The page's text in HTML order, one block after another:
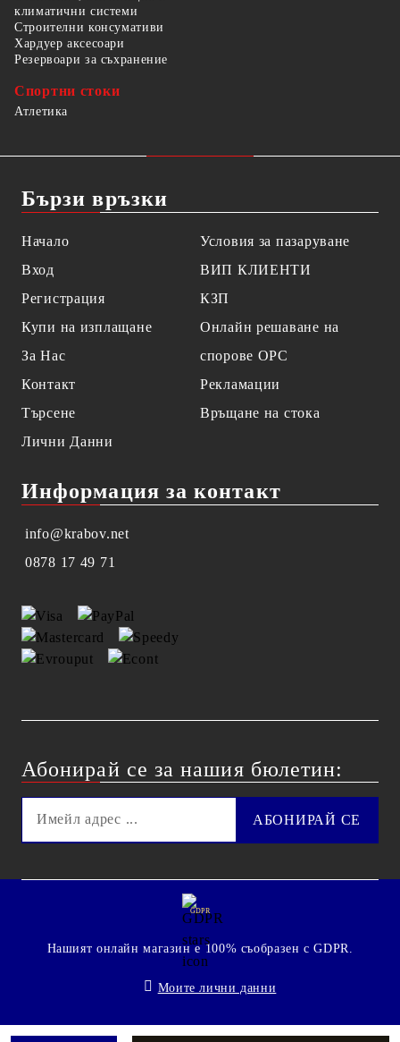
климатични системи
Строителни консумативи
Хардуер аксесоари
Резервоари за съхранение
Спортни стоки
Атлетика
Бързи връзки
Начало
Вход
Регистрация
Купи на изплащане
За Нас
Контакт
Търсене
Лични Данни
Условия за пазаруване
ВИП КЛИЕНТИ
КЗП
Онлайн решаване на
спорове OPC
Рекламации
Връщане на стока
Информация за контакт
info@krabov.net
0878 17 49 71
Абонирай се за нашия бюлетин:
GDPR
Нашият онлайн магазин е 100% съобразен с GDPR.
Моите лични данни